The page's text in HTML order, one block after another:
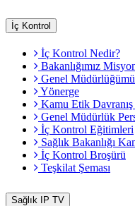
İç Kontrol
İç Kontrol Nedir?
Bakanlığımız
Genel
Yönerge
Kamu Etik Davranış
Genel Müdürlük
İç Kontrol Eğitimleri
Sağlık Bakanlığı
İç Kontrol Broşürü
Teşkilat Şeması
Sağlık IP TV